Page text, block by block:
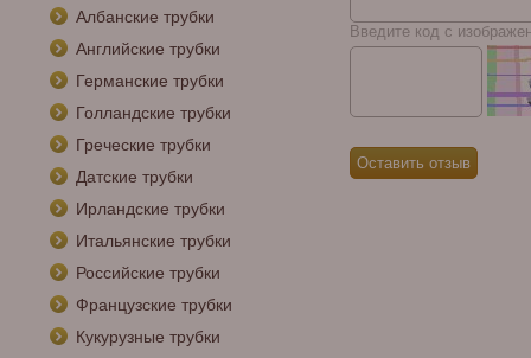
Албанские трубки
Английские трубки
Германские трубки
Голландские трубки
Греческие трубки
Датские трубки
Ирландские трубки
Итальянские трубки
Российские трубки
Французские трубки
Кукурузные трубки
Введите код с